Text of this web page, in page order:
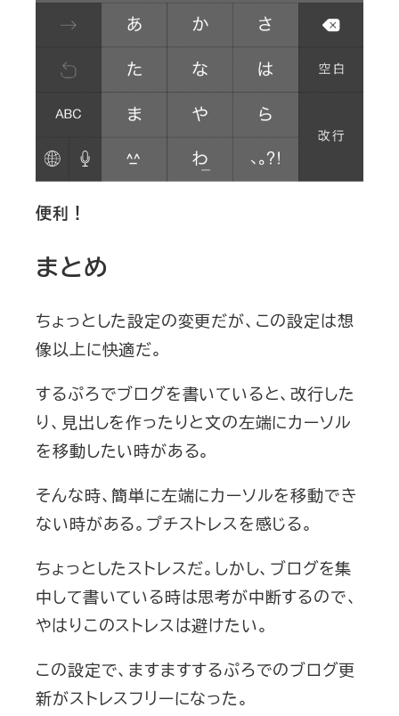
便利！
まとめ
ちょっとした設定の変更だが、この設定は想
像以上に快適だ。
するぷろでブログを書いていると、改行した
り、見出しを作ったりと文の左端にカーソル
を移動したい時がある。
そんな時、簡単に左端にカーソルを移動でき
ない時がある。プチストレスを感じる。
ちょっとしたストレスだ。しかし、ブログを集
中して書いている時は思考が中断するので、
やはりこのストレスは避けたい。
この設定で、ますますするぷろでのブログ更
新がストレスフリーになった。